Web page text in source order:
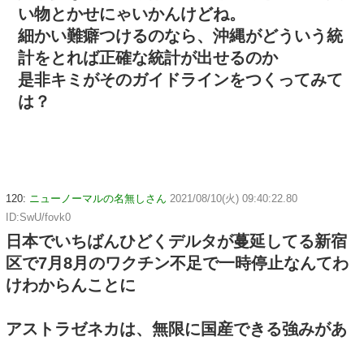
い物とかせにゃいかんけどね。
細かい難癖つけるのなら、沖縄がどういう統
計をとれば正確な統計が出せるのか
是非キミがそのガイドラインをつくってみて
は？
120: ニューノーマルの名無しさん 2021/08/10(火) 09:40:22.80
ID:SwU/fovk0
日本でいちばんひどくデルタが蔓延してる新宿
区で7月8月のワクチン不足で一時停止なんてわ
けわからんことに
アストラゼネカは、無限に国産できる強みがあ